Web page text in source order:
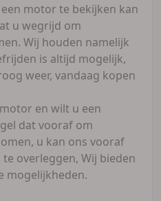
motor te bekijken kan
u wegrijd om
Wij houden namelijk
is altijd mogelijk,
weer, vandaag kopen
en wilt u een
dat vooraf om
u kan ons vooraf
overleggen, Wij bieden
mogelijkheden.